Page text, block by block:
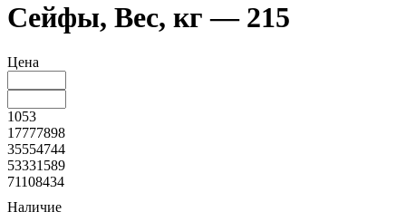
Сейфы, Вес, кг — 215
Цена
1053
17777898
35554744
53331589
71108434
Наличие